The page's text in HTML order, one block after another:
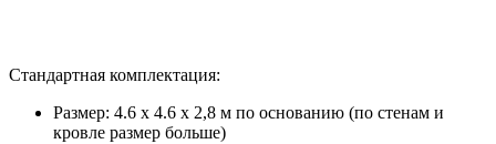
Стандартная комплектация:
Размер: 4.6 х 4.6 х 2,8 м по основанию (по стенам и
кровле размер больше)